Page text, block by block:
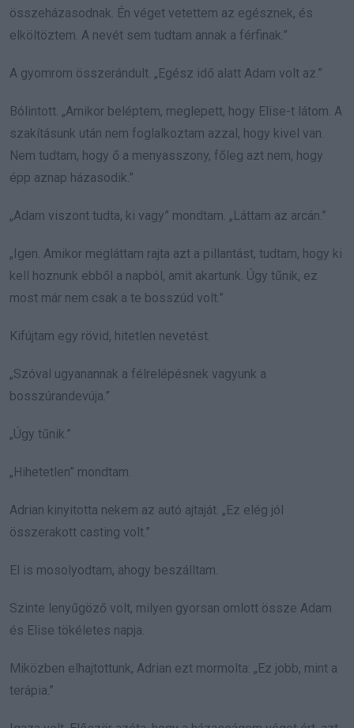
összeházasodnak. Én véget vetettem az egésznek, és
elköltöztem. A nevét sem tudtam annak a férfinak.”
A gyomrom összerándult. „Egész idő alatt Adam volt az.”
Bólintott. „Amikor beléptem, meglepett, hogy Elise-t látom. A
szakításunk után nem foglalkoztam azzal, hogy kivel van.
Nem tudtam, hogy ő a menyasszony, főleg azt nem, hogy
épp aznap házasodik.”
„Adam viszont tudta, ki vagy” mondtam. „Láttam az arcán.”
„Igen. Amikor megláttam rajta azt a pillantást, tudtam, hogy ki
kell hoznunk ebből a napból, amit akartunk. Úgy tűnik, ez
most már nem csak a te bosszúd volt.”
Kifújtam egy rövid, hitetlen nevetést.
„Szóval ugyanannak a félrelépésnek vagyunk a
bosszúrandevúja.”
„Úgy tűnik.”
„Hihetetlen” mondtam.
Adrian kinyitotta nekem az autó ajtaját. „Ez elég jól
összerakott casting volt.”
El is mosolyodtam, ahogy beszálltam.
Szinte lenyűgöző volt, milyen gyorsan omlott össze Adam
és Elise tökéletes napja.
Miközben elhajtottunk, Adrian ezt mormolta: „Ez jobb, mint a
terápia.”